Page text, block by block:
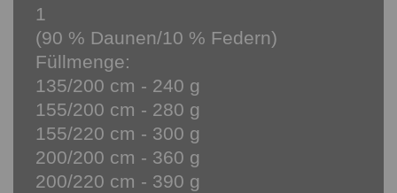
1
(90 % Daunen/10 % Federn)
Füllmenge:
135/200 cm - 240 g
155/200 cm - 280 g
155/220 cm - 300 g
200/200 cm - 360 g
200/220 cm - 390 g